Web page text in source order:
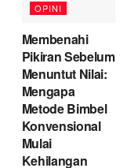
OPINI
Membenahi
Pikiran Sebelum
Menuntut Nilai:
Mengapa
Metode Bimbel
Konvensional
Mulai
Kehilangan